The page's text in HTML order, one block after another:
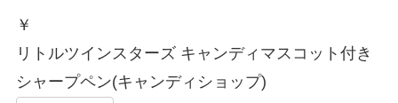
￥
リトルツインスターズ キャンディマスコット付き
シャープペン(キャンディショップ)